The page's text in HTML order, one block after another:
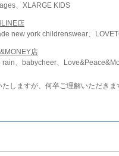
、XLARGE KIDS
店
new york childrenswear、
店
rain、babycheer、
しますが、何卒ご理解いただきま